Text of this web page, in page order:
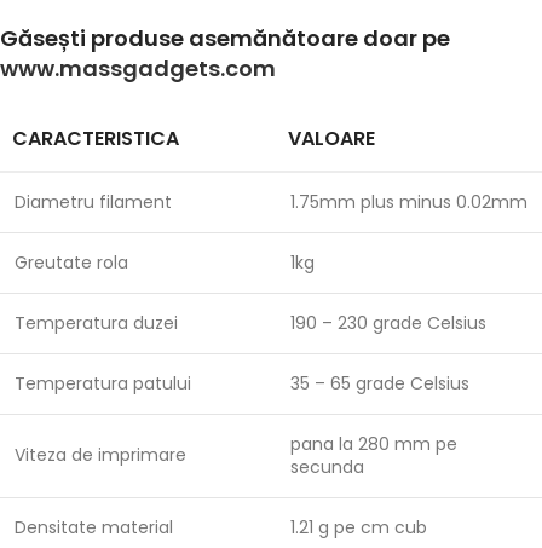
Găsești produse asemănătoare doar pe
www.massgadgets.com
CARACTERISTICA VALOARE
Diametru filament 1.75mm plus minus 0.02mm
Greutate rola 1kg
Temperatura duzei 190 – 230 grade Celsius
Temperatura patului 35 – 65 grade Celsius
Viteza de imprimare
pana la 280 mm pe
secunda
Densitate material 1.21 g pe cm cub